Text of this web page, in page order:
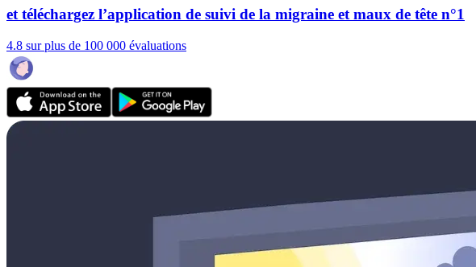
et téléchargez l’application de suivi de la migraine et maux de tête n°1
4.8 sur plus de 100 000 évaluations